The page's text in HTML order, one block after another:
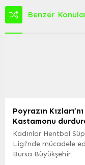
Benzer
Poyrazın Kızları’nı
Kastamonu
Kadınlar Hentbol
Ligi’nde mücadele
Bursa Büyükşehir